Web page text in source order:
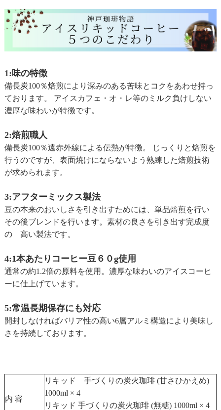
1:味の特徴
備長炭100％焙煎により深みのある苦味とコクをあわせ持っ
ております。 アイスカフェ・オ・レ等のミルク負けしない
濃厚な味わいが特徴です。
2:焙煎職人
備長炭100％遠赤外線による伝熱が特徴。 じっくりと焙煎を
行うのですが、表面焼けにならないよう熟練した焙煎技術
が求められます。
3:アフターミックス製法
豆の本来のおいしさを引き出すためには、単品焙煎を行い
その後ブレンドを行います。素材の良さを引き出す完成度
の 高い製法です。
4:1本あたりコーヒー豆６０g使用
通常の約1.2倍の原料を使用。濃厚な味わいのアイスコーヒ
ーに仕上げています。
5:常温長期保存にも対応
開封しなければバリア性の高い6層アルミ構造により美味し
さを持続しております。
内 容
リキッド 手づくりの炭火珈琲 (甘さひかえめ)
1000ml × 4
リキッド 手づくりの炭火珈琲 (無糖) 1000ml × 4